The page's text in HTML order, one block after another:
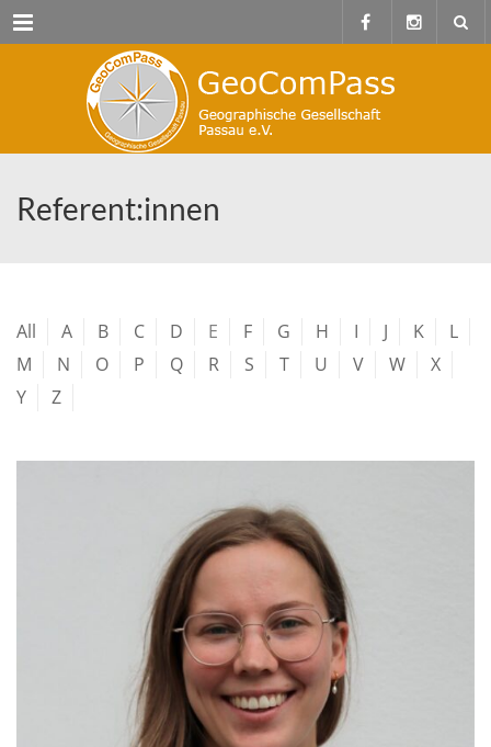
Menu
Referent:innen
All A B C D E F G H I J K
L
M
N O P Q R S T U V W
X
Y
Z